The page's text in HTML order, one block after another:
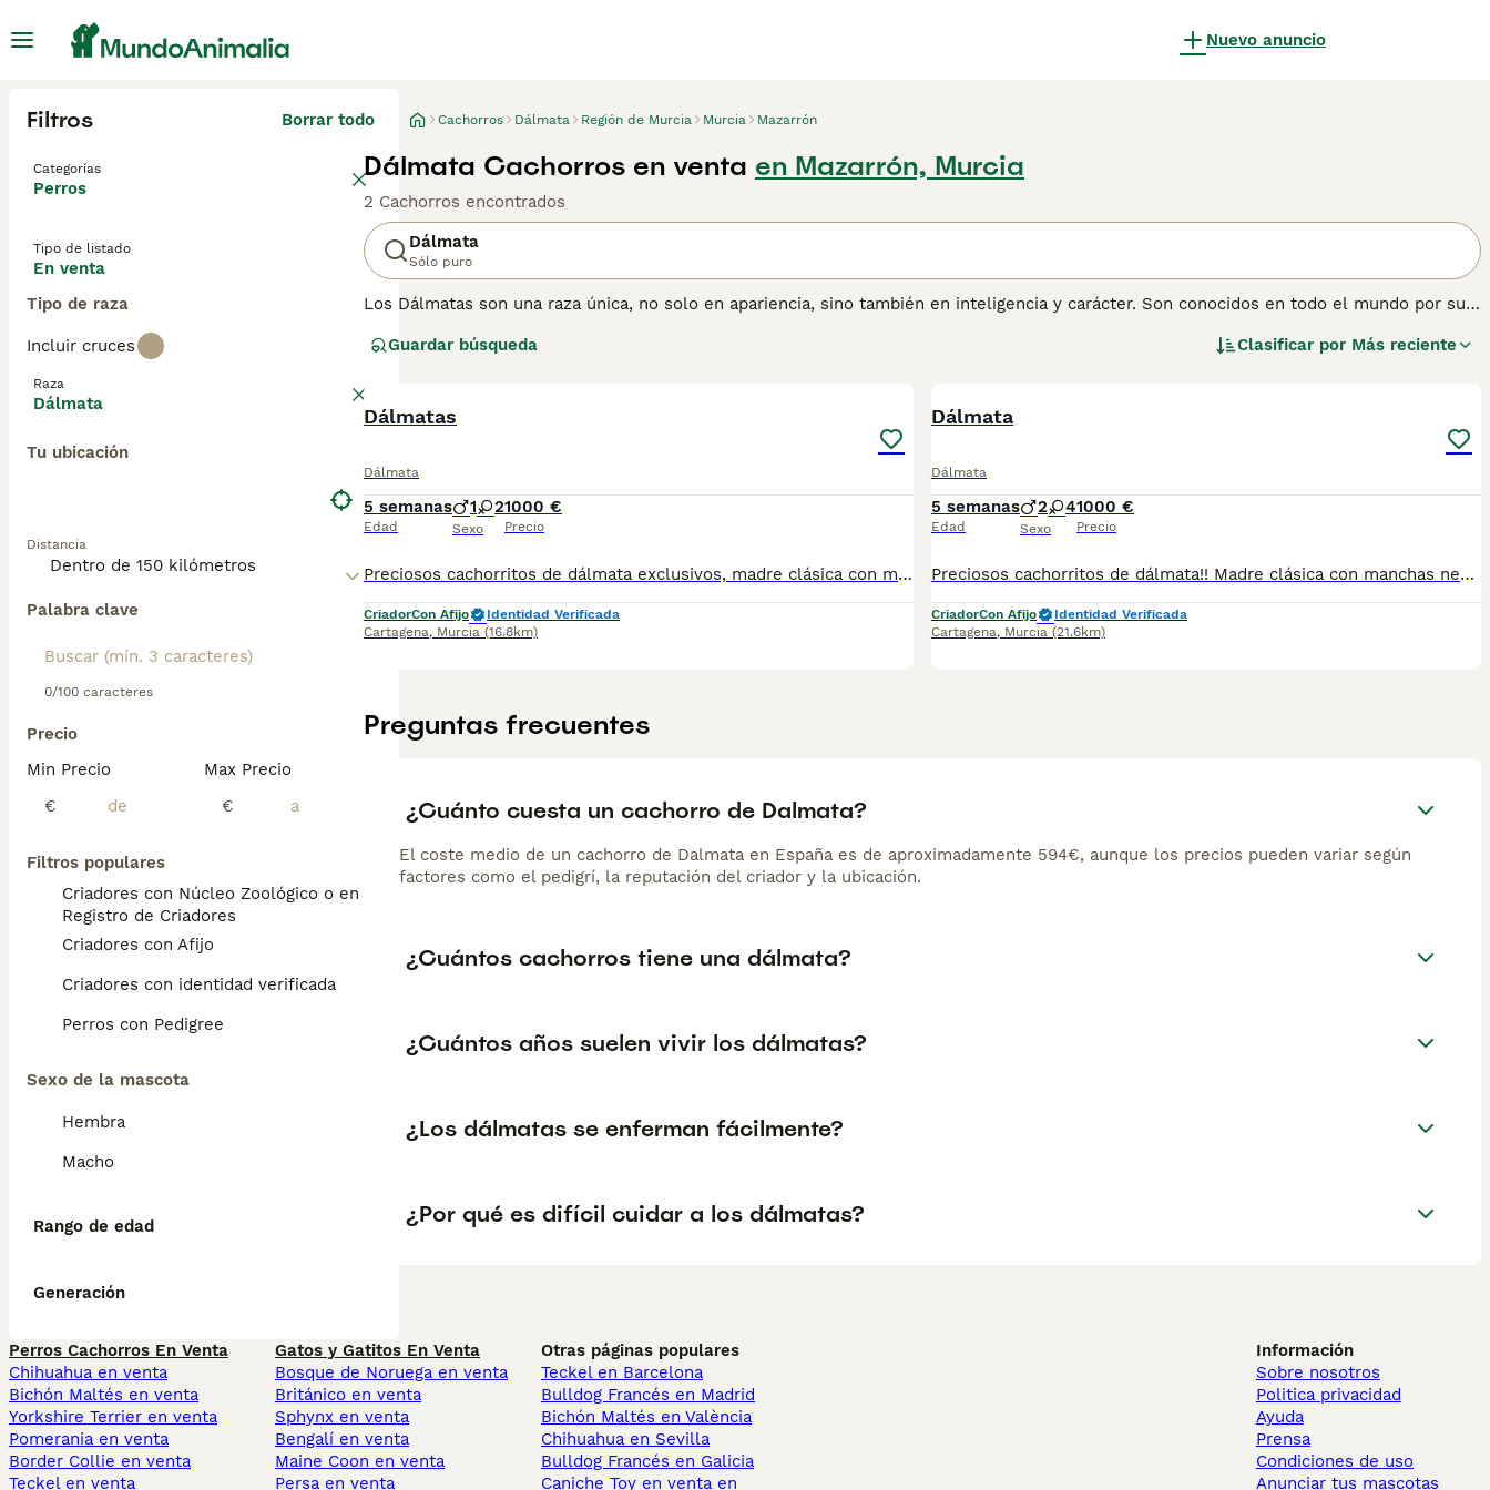
Nuevo anuncio
Filtros Borrar todo
Categorías
Perros
Tipo de listado
En venta
Tipo de raza
Incluir cruces
Raza
Dálmata
Tu ubicación
Distancia
Palabra clave
0/100 caracteres
Precio
Min Precio
€
Max Precio
€
Filtros populares
Criadores con Núcleo Zoológico o en el
Registro de Criadores
Criadores con Afijo
Criadores con identidad verificada
Perros con Pedigree
Sexo de la mascota
Hembra
Macho
Rango de edad
Generación
Cachorros Dálmata Región de Murcia Murcia Mazarrón
Dálmata Cachorros en venta en Mazarrón, Murcia
2 Cachorros encontrados
Dálmata
Sólo puro
Los Dálmatas son una raza única, no solo en apariencia, sino también en inteligencia y carácter. Son conocidos en todo el mundo por su
extremadamente populares a lo largo de los años. Originalmente fueron criados para correr junto a carruajes, que incluían camiones de
Lee nuestra para obtener información sobre esta raza de perro.
Guardar búsqueda Clasificar por Más reciente
Dálmatas
Dálmata
5 semanas
Edad
1 2
Sexo
1000 €
Precio
Preciosos cachorritos de dálmata exclusivos, madre clásica con manchas negras y madre exclusivo con manchas limón !!! Pregunta sin compromiso Criados en ambiente familiar Los precios varían en función del color, morfología etc de cada cachorro
CriadorCon Afijo
Identidad Verificada
Cartagena, Murcia (16.8km)
Dálmata
Dálmata
5 semanas
Edad
2 4
Sexo
1000 €
Precio
Preciosos cachorritos de dálmata!! Madre clásica con manchas negras y padre exclusivo manchas en color limón !!! Machos y hembras disponibles!!! Pregunta sin compromiso Criados en ambiente familiar
CriadorCon Afijo
Identidad Verificada
Cartagena, Murcia (21.6km)
Preguntas frecuentes
¿Cuánto cuesta un cachorro de Dalmata?
El coste medio de un cachorro de Dalmata en España es de aproximadamente 594€, aunque los precios pueden variar según
factores como el pedigrí, la reputación del criador y la ubicación.
¿Cuántos cachorros tiene una dálmata?
¿Cuántos años suelen vivir los dálmatas?
¿Los dálmatas se enferman fácilmente?
¿Por qué es difícil cuidar a los dálmatas?
Perros Cachorros En Venta
Chihuahua en venta
Bichón Maltés en venta
Yorkshire Terrier en venta
Pomerania en venta
Border Collie en venta
Teckel en venta
Gatos y Gatitos En Venta
Bosque de Noruega en venta
Británico en venta
Sphynx en venta
Bengalí en venta
Maine Coon en venta
Persa en venta
Otras páginas populares
Teckel en Barcelona
Bulldog Francés en Madrid
Bichón Maltés en València
Chihuahua en Sevilla
Bulldog Francés en Galicia
Caniche Toy en venta en
Información
Sobre nosotros
Politica privacidad
Ayuda
Prensa
Condiciones de uso
Anunciar tus mascotas